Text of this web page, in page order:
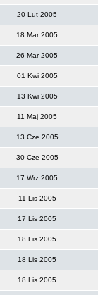
20 Lut 2005
18 Mar 2005
26 Mar 2005
01 Kwi 2005
13 Kwi 2005
11 Maj 2005
13 Cze 2005
30 Cze 2005
17 Wrz 2005
11 Lis 2005
17 Lis 2005
18 Lis 2005
18 Lis 2005
18 Lis 2005